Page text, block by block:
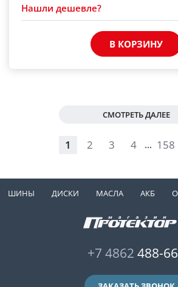
Нашли дешевле?
В КОРЗИНУ
СМОТРЕТЬ ДАЛЕЕ
1 2 3 4 ... 158
ШИНЫ ДИСКИ МАСЛА АКБ
+7 4862 488-